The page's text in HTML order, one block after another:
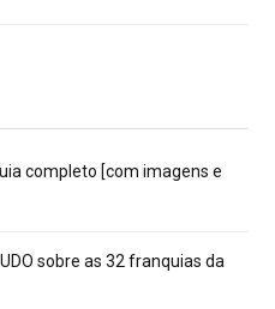
completo [com imagens e
sobre as 32 franquias da